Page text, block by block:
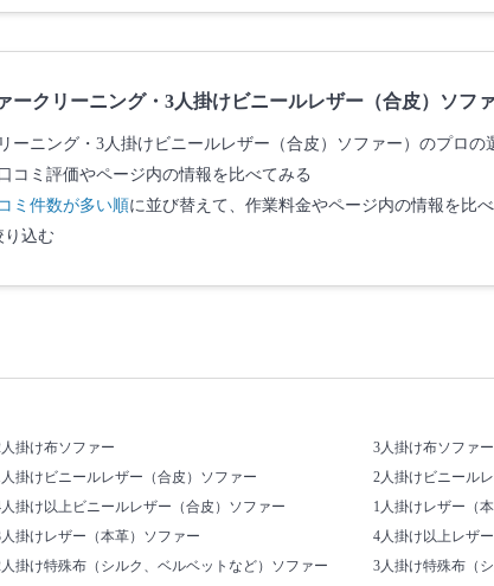
クリーニング・3人掛けビニールレザー（合皮）ソフ
ニング・3人掛けビニールレザー（合皮）ソファー）のプロの
コミ評価やページ内の情報を比べてみる
ミ件数が多い順に並び替えて、作業料金やページ内の情報を比
り込む
掛け布ソファー
3人掛け布ソファー
人掛けビニールレザー（合皮）ソファー
2人掛けビニール
掛け以上ビニールレザー（合皮）ソファー
1人掛けレザー（
掛けレザー（本革）ソファー
4人掛け以上レザ
掛け特殊布（シルク、ベルベットなど）ソファー
3人掛け特殊布（